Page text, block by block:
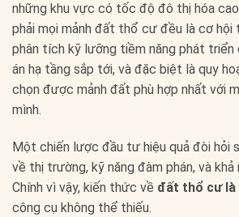
những khu vực có tốc độ đô thị hóa
phải mọi mảnh đất thổ cư đều là cơ hội
phân tích kỹ lưỡng tiềm năng phát triển
án hạ tầng sắp tới, và đặc biệt là quy
chọn được mảnh đất phù hợp nhất với
mình.
Một chiến lược đầu tư hiệu quả đòi hỏi
về thị trường, kỹ năng đàm phán, và khả
Chính vì vậy, kiến thức về đất thổ cư là
công cụ không thể thiếu.